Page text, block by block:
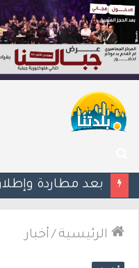
عن
الرئيسية / أخبار